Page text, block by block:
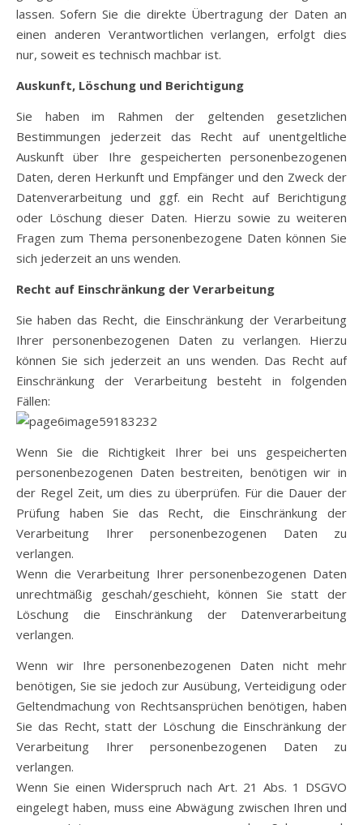
lassen. Sofern Sie die direkte Übertragung der Daten an
einen anderen Verantwortlichen verlangen, erfolgt dies
nur, soweit es technisch machbar ist.
Auskunft, Löschung und Berichtigung
Sie haben im Rahmen der geltenden gesetzlichen
Bestimmungen jederzeit das Recht auf unentgeltliche
Auskunft über Ihre gespeicherten personenbezogenen
Daten, deren Herkunft und Empfänger und den Zweck der
Datenverarbeitung und ggf. ein Recht auf Berichtigung
oder Löschung dieser Daten. Hierzu sowie zu weiteren
Fragen zum Thema personenbezogene Daten können Sie
sich jederzeit an uns wenden.
Recht auf Einschränkung der Verarbeitung
Sie haben das Recht, die Einschränkung der Verarbeitung
Ihrer personenbezogenen Daten zu verlangen. Hierzu
können Sie sich jederzeit an uns wenden. Das Recht auf
Einschränkung der Verarbeitung besteht in folgenden
Fällen:
Wenn Sie die Richtigkeit Ihrer bei uns gespeicherten
personenbezogenen Daten bestreiten, benötigen wir in
der Regel Zeit, um dies zu überprüfen. Für die Dauer der
Prüfung haben Sie das Recht, die Einschränkung der
Verarbeitung Ihrer personenbezogenen Daten zu
verlangen.
Wenn die Verarbeitung Ihrer personenbezogenen Daten
unrechtmäßig geschah/geschieht, können Sie statt der
Löschung die Einschränkung der Datenverarbeitung
verlangen.
Wenn wir Ihre personenbezogenen Daten nicht mehr
benötigen, Sie sie jedoch zur Ausübung, Verteidigung oder
Geltendmachung von Rechtsansprüchen benötigen, haben
Sie das Recht, statt der Löschung die Einschränkung der
Verarbeitung Ihrer personenbezogenen Daten zu
verlangen.
Wenn Sie einen Widerspruch nach Art. 21 Abs. 1 DSGVO
eingelegt haben, muss eine Abwägung zwischen Ihren und